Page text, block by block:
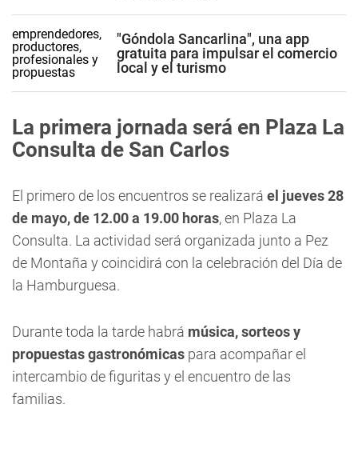
"Góndola Sancarlina", una app
gratuita para impulsar el comercio
local y el turismo
La primera jornada será en Plaza La
Consulta de San Carlos
El primero de los encuentros se realizará el jueves 28
de mayo, de 12.00 a 19.00 horas, en Plaza La
Consulta. La actividad será organizada junto a Pez
de Montaña y coincidirá con la celebración del Día de
la Hamburguesa.
Durante toda la tarde habrá música, sorteos y
propuestas gastronómicas para acompañar el
intercambio de figuritas y el encuentro de las
familias.